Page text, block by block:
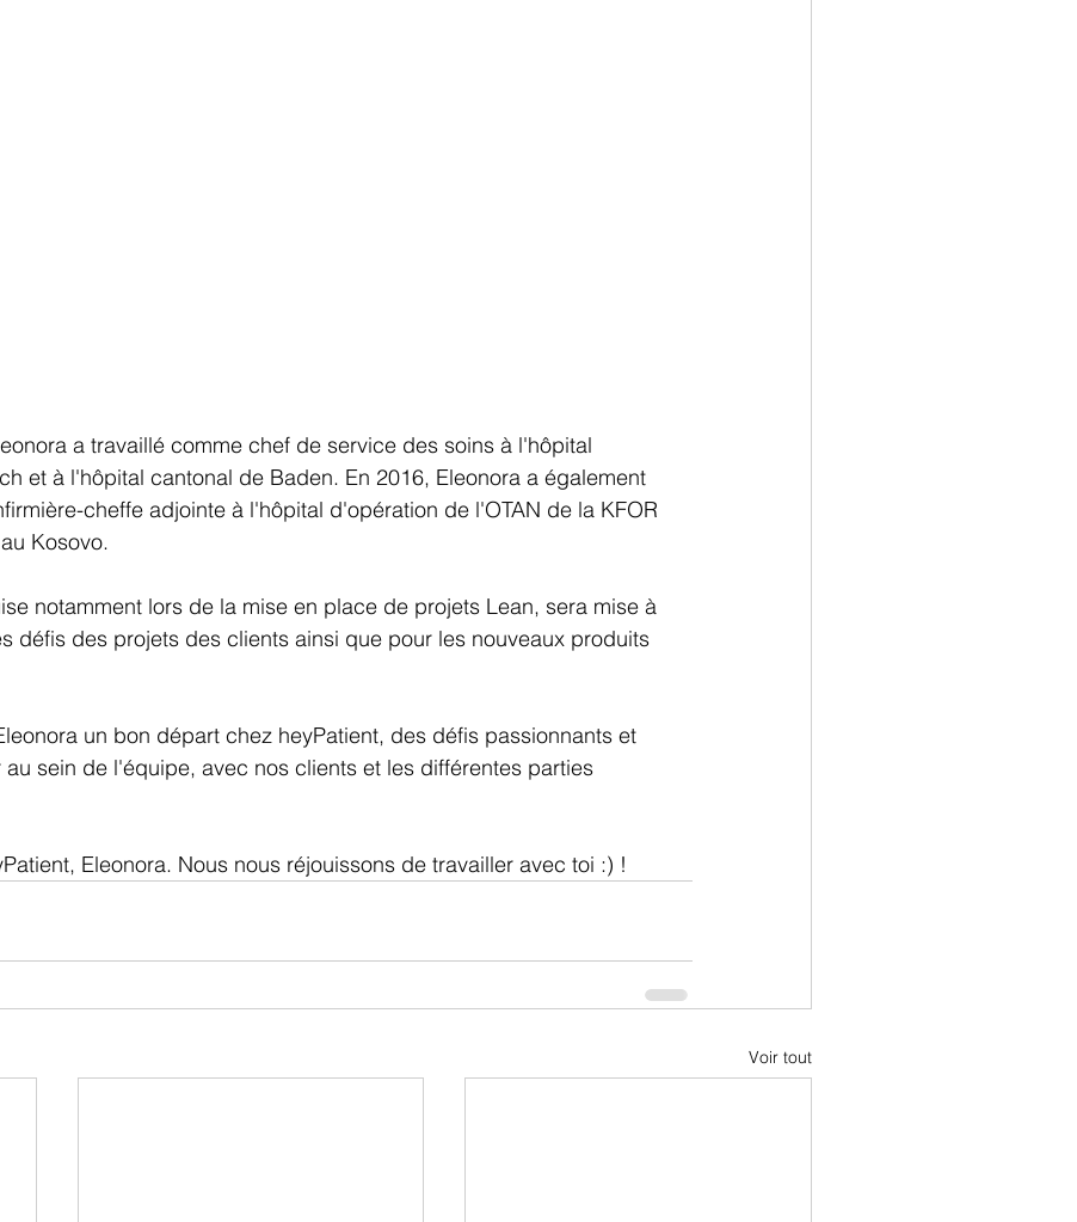
a travaillé comme chef de service des soins à l'hôpital
et à l'hôpital cantonal de Baden. En 2016, Eleonora a également
cheffe adjointe à l'hôpital d'opération de l'OTAN de la KFOR
Kosovo.
notamment lors de la mise en place de projets Lean, sera mise à
défis des projets des clients ainsi que pour les nouveaux produits
un bon départ chez heyPatient, des défis passionnants et
sein de l'équipe, avec nos clients et les différentes parties
Eleonora. Nous nous réjouissons de travailler avec toi :) !
Voir tout